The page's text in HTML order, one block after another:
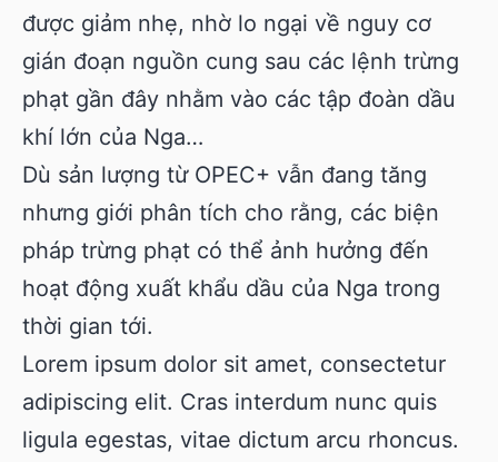
được giảm nhẹ, nhờ lo ngại về nguy cơ
gián đoạn nguồn cung sau các lệnh trừng
phạt gần đây nhằm vào các tập đoàn dầu
khí lớn của Nga…
Dù sản lượng từ OPEC+ vẫn đang tăng
nhưng giới phân tích cho rằng, các biện
pháp trừng phạt có thể ảnh hưởng đến
hoạt động xuất khẩu dầu của Nga trong
thời gian tới.
Lorem ipsum dolor sit amet, consectetur
adipiscing elit. Cras interdum nunc quis
ligula egestas, vitae dictum arcu rhoncus.